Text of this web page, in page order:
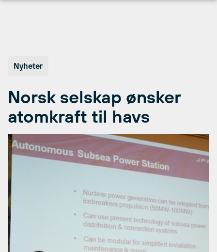
Nyheter
Norsk selskap ønsker
atomkraft til havs